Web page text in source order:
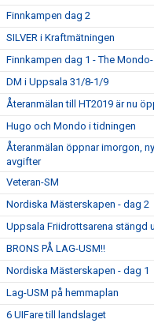
Finnkampen dag 2
SILVER i Kraftmätningen
Finnkampen dag 1 - The
DM i Uppsala 31/8-1/9
Återanmälan till HT2019 är nu
Hugo och Mondo i tidningen
Återanmälan öppnar imorgon,
avgifter
Veteran-SM
Nordiska Mästerskapen - dag 2
Uppsala Friidrottsarena stängd
BRONS PÅ LAG-USM!!
Nordiska Mästerskapen - dag 1
Lag-USM på hemmaplan
6 UIFare till landslaget